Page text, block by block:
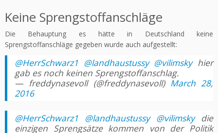
Keine Sprengstoffanschläge
Die Behauptung es hätte in Deutschland keine
Sprengstoffanschläge gegeben wurde auch aufgestellt:
@HerrSchwarz1 @landhaustussy @vilimskyhier
gab es noch keinen Sprengstoffanschlag.
— freddynasevoll (@freddynasevoll) March 28,
2016
@HerrSchwarz1 @landhaustussy @vilimskydie
einzigen Sprengsätze kommen von der Politik